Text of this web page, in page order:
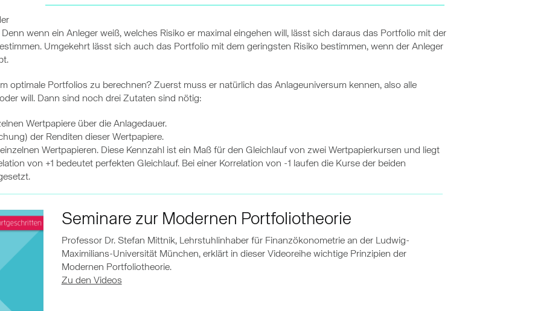
wenn ein Anleger weiß, welches Risiko er maximal eingehen will, lässt sich daraus das Portfolio mit der
Umgekehrt lässt sich auch das Portfolio mit dem geringsten Risiko bestimmen, wenn der Anleger
optimale Portfolios zu berechnen? Zuerst muss er natürlich das Anlageuniversum kennen, also alle
will. Dann sind noch drei Zutaten sind nötig:
Wertpapiere über die Anlagedauer.
der Renditen dieser Wertpapiere.
Wertpapieren. Diese Kennzahl ist ein Maß für den Gleichlauf von zwei Wertpapierkursen und liegt
von +1 bedeutet perfekten Gleichlauf. Bei einer Korrelation von -1 laufen die Kurse der beiden
Seminare zur Modernen Portfoliotheorie
Professor Dr. Stefan Mittnik, Lehrstuhlinhaber für Finanzökonometrie an der Ludwig-
Maximilians-Universität München, erklärt in dieser Videoreihe wichtige Prinzipien der
Modernen Portfoliotheorie.
Zu den Videos